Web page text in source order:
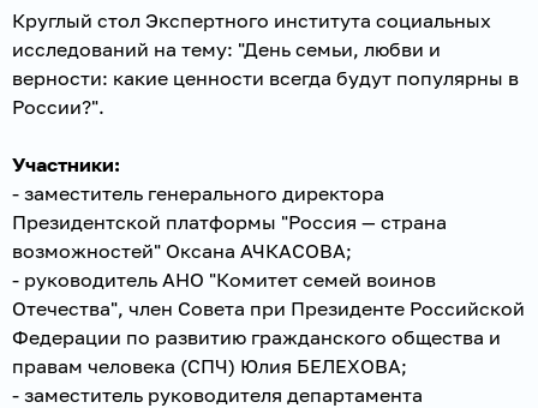
Круглый стол Экспертного института социальных
исследований на тему: "День семьи, любви и
верности: какие ценности всегда будут популярны в
России?".
Участники:
- заместитель генерального директора
Президентской платформы "Россия — страна
возможностей" Оксана АЧКАСОВА;
- руководитель АНО "Комитет семей воинов
Отечества", член Совета при Президенте Российской
Федерации по развитию гражданского общества и
правам человека (СПЧ) Юлия БЕЛЕХОВА;
- заместитель руководителя департамента